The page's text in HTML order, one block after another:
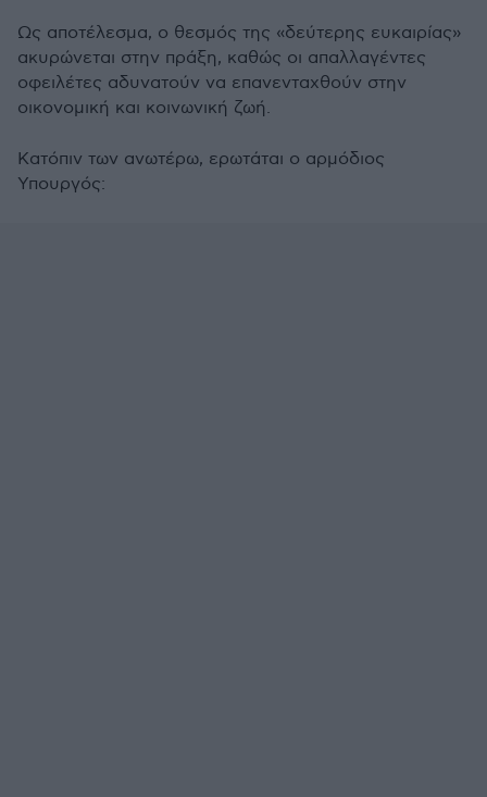
Ως αποτέλεσμα, ο θεσμός της «δεύτερης ευκαιρίας»
ακυρώνεται στην πράξη, καθώς οι απαλλαγέντες
οφειλέτες αδυνατούν να επανενταχθούν στην
οικονομική και κοινωνική ζωή.
Κατόπιν των ανωτέρω, ερωτάται ο αρμόδιος
Υπουργός: